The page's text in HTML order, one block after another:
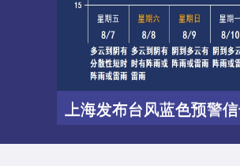
上海发布台风蓝色预警